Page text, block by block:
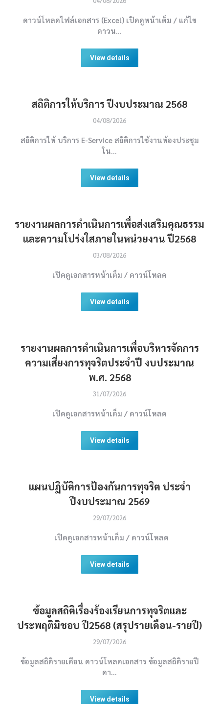
ดาวน์โหลดไฟล์เอกสาร (Excel) เปิดดูหน้าเต็ม / แก้ไข
ดาวน…
View details
สถิติการให้บริการ ปีงบประมาณ 2568
04/08/2026
สถิติการให้ บริการ E-Service สถิติการใช้งานห้องประชุม
ใน…
View details
รายงานผลการดำเนินการเพื่อส่งเสริมคุณธรรม
และความโปร่งใสภายในหน่วยงาน ปี2568
03/08/2026
เปิดดูเอกสารหน้าเต็ม / ดาวน์โหลด
View details
รายงานผลการดำเนินการเพื่อบริหารจัดการ
ความเสี่ยงการทุจริตประจำปี งบประมาณ
พ.ศ. 2568
31/07/2026
เปิดดูเอกสารหน้าเต็ม / ดาวน์โหลด
View details
แผนปฏิบัติการป้องกันการทุจริต ประจำ
ปีงบประมาณ 2569
29/07/2026
เปิดดูเอกสารหน้าเต็ม / ดาวน์โหลด
View details
ข้อมูลสถิติเรื่องร้องเรียนการทุจริตและ
ประพฤติมิชอบ ปี2568 (สรุปรายเดือน-รายปี)
29/07/2026
ข้อมูลสถิติรายเดือน ดาวน์โหลดเอกสาร ข้อมูลสถิติรายปี
ดา…
View details